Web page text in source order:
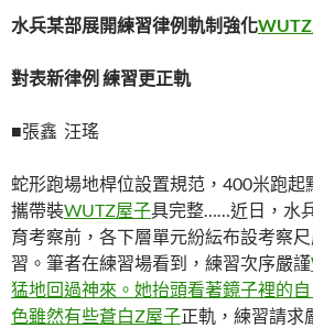
水兵某部展開練習律例軌制強化
對表新律例 練習更正軌
■張鑫 汪瑤
蛇形跑場地桿位設置規范，400米跑起
攜帶裝WUTZ屋子具完整……近日，水
育考察前，各下層單元紛紜布設考察
習。筆者在練習場看到，練習次序嚴謹
猛地回過神來。她抬頭看著鏡子裡的
色雖然有些蒼白Z屋子正軌，練習請求